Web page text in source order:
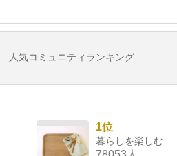
人気コミュニティランキング
1位
暮らしを楽しむ